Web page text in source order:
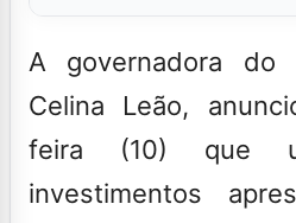
A governadora do
Celina Leão,
feira (10) que
investimentos